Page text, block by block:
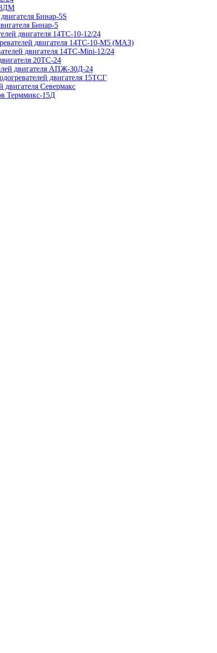
8ДМ
Бинар-5S
Бинар-5
двигателя 14ТС-10-12/24
двигателя 14ТС-10-М5 (МАЗ)
двигателя 14ТС-Mini-12/24
20ТС-24
двигателя АПЖ-30Д-24
двигателя 15ТСГ
двигателя Севермакс
Терммикс-15Д